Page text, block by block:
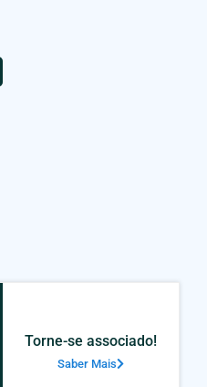
Torne-se associado!
Saber Mais